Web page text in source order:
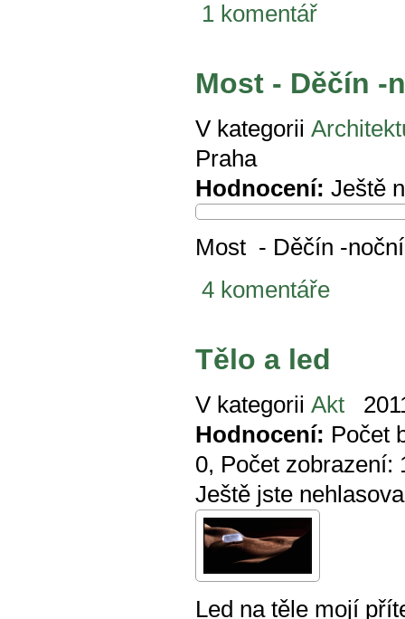
1 komentář
Most - Děčín -
V kategorii
Praha
Hodnocení: Ještě
Most - Děčín -
4 komentáře
Tělo a led
V kategorii Akt
Hodnocení: Počet
0, Počet zobrazení:
Ještě jste
Led na těle mojí